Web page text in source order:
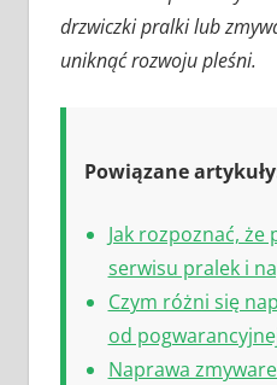
drzwiczki pralki lub
uniknąć rozwoju pleśni.
Powiązane
Jak rozpoznać, że
serwisu pralek i
Czym różni się
od
Naprawa